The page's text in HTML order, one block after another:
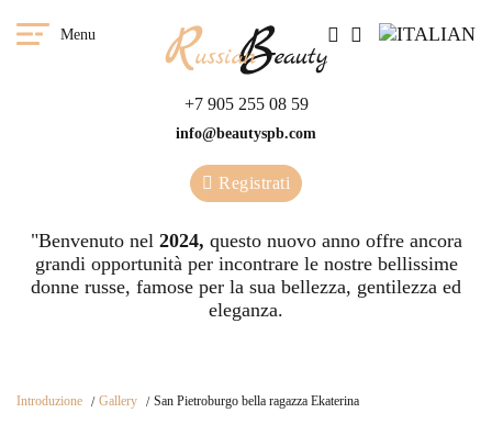
Menu
+7 905 255 08 59
info@beautyspb.com
Registrati
"Benvenuto nel 2024, questo nuovo anno offre ancora
grandi opportunità per incontrare le nostre bellissime
donne russe, famose per la sua bellezza, gentilezza ed
eleganza.
Introduzione Gallery San Pietroburgo bella ragazza Ekaterina